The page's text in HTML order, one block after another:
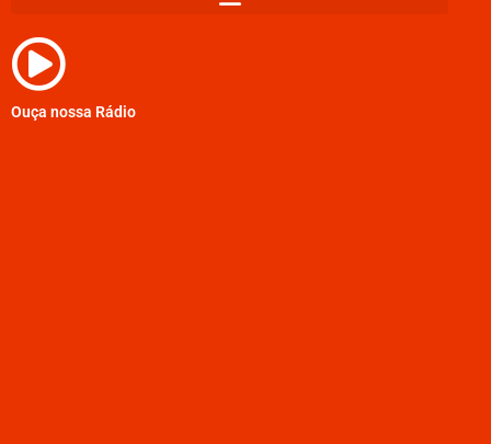
Ouça nossa Rádio